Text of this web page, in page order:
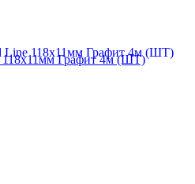
118х11мм Графит 4м (ШТ)